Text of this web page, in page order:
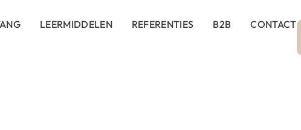
LEERMIDDELEN REFERENTIES B2B CONTACT